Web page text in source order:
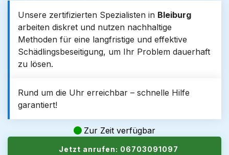
Unsere zertifizierten Spezialisten in Bleiburg
arbeiten diskret und nutzen nachhaltige
Methoden für eine langfristige und effektive
Schädlingsbeseitigung, um Ihr Problem dauerhaft
zu lösen.
Rund um die Uhr erreichbar – schnelle Hilfe
garantiert!
Zur Zeit verfügbar
Jetzt anrufen: 06703091097